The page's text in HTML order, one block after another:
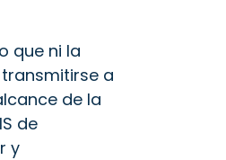
que ni la
a
de la
de
y